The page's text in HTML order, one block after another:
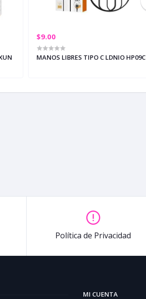
$9.00
MANOS LIBRES TIPO C LDNIO HP09C
Política de Privacidad
MI CUENTA